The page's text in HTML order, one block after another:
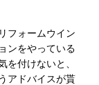
フォームウイン
ンをやっている
を付けないと、
アドバイスが貰